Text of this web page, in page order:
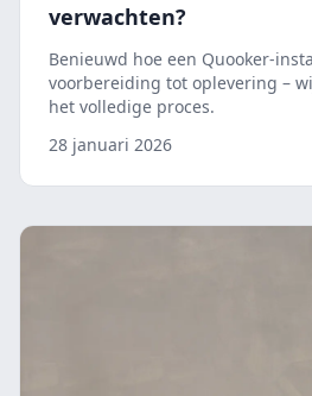
verwachten?
Benieuwd hoe een Quooker-
voorbereiding tot oplevering –
het volledige proces.
28 januari 2026